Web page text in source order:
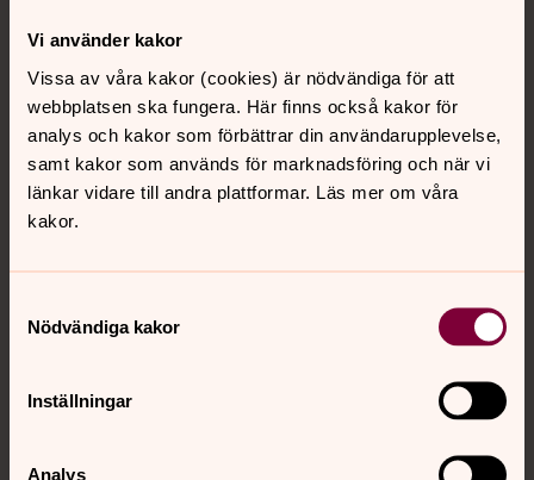
Vi använder kakor
Vissa av våra kakor (cookies) är nödvändiga för att
webbplatsen ska fungera. Här finns också kakor för
analys och kakor som förbättrar din användarupplevelse,
samt kakor som används för marknadsföring och när vi
länkar vidare till andra plattformar. Läs mer om våra
kakor.
Nödvändiga kakor
Inställningar
Analys
Kontakt
Kalender